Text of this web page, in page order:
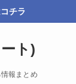
チラ
ト)
報まとめ